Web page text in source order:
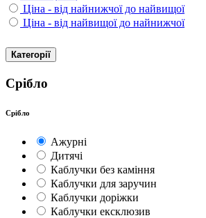
Ціна - від найнижчої до найвищої
Ціна - від найвищої до найнижчої
Категорії
Срібло
Срібло
Ажурні
Дитячі
Каблучки без каміння
Каблучки для заручин
Каблучки доріжки
Каблучки ексклюзив